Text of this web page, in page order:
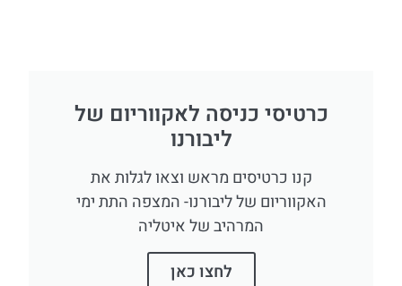
כרטיסי כניסה לאקווריום של
ליבורנו
קנו כרטיסים מראש וצאו לגלות את
האקווריום של ליבורנו- המצפה התת ימי
המרהיב של איטליה
לחצו כאן